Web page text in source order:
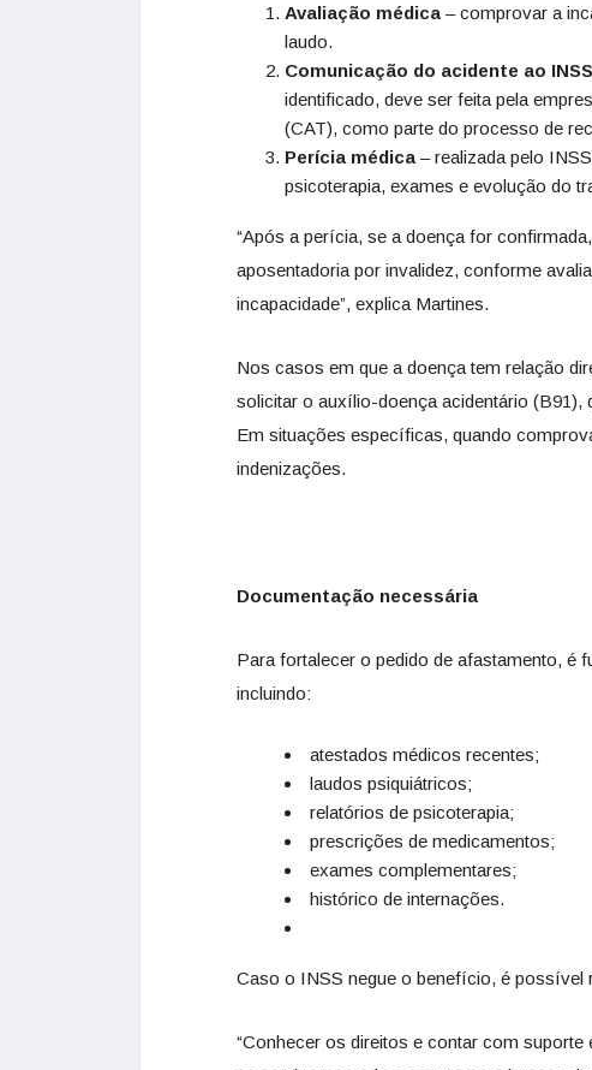
Avaliação médica – comprovar a
laudo.
Comunicação do acidente ao INSS
identificado, deve ser feita pela
(CAT), como parte do processo de
Perícia médica – realizada pelo
psicoterapia, exames e evolução do
“Após a perícia, se a doença for
aposentadoria por invalidez, conforme
incapacidade”, explica Martines.
Nos casos em que a doença tem relação
solicitar o auxílio-doença acidentário (B91),
Em situações específicas, quando
indenizações.
Documentação necessária
Para fortalecer o pedido de afastamento, é
incluindo:
atestados médicos recentes;
laudos psiquiátricos;
relatórios de psicoterapia;
prescrições de medicamentos;
exames complementares;
histórico de internações.
Caso o INSS negue o benefício, é possível
“Conhecer os direitos e contar com